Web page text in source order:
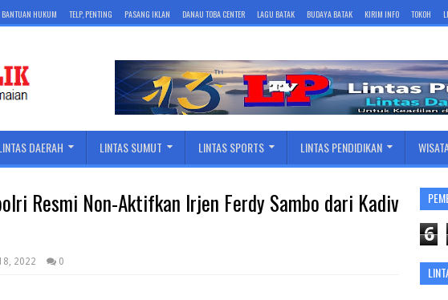
BANTUAN HUKUM TELP, PENTING PASANG IKLAN DANAU TOBA CENTER LAGU BATAK BUDAYA BATAK KIRIM INFO TOKOH
DAERAH LINTAS SUMUT LINTAS SPORTS LINTAS PENDIDIKAN
Resmi Non-Aktifkan Irjen Ferdy Sambo dari Kadiv
2022 0
6